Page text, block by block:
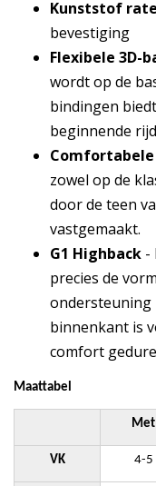
Kunststof
bevestiging
Flexibele 3D-
wordt op de
bindingen
beginnende
zowel op de
door de teen
vastgemaakt.
G1 Highback -
precies de
ondersteuning
binnenkant is
comfort
Maattabel
Met
VK 4-5